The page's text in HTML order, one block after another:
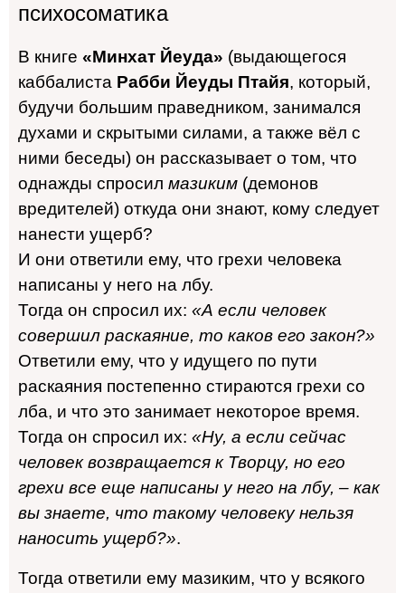
психосоматика
В книге «Минхат Йеуда» (выдающегося
каббалиста Рабби Йеуды Птайя, который,
будучи большим праведником, занимался
духами и скрытыми силами, а также вёл с
ними беседы) он рассказывает о том, что
однажды спросил мазиким (демонов
вредителей) откуда они знают, кому следует
нанести ущерб?
И они ответили ему, что грехи человека
написаны у него на лбу.
Тогда он спросил их: «А если человек
совершил раскаяние, то каков его закон?»
Ответили ему, что у идущего по пути
раскаяния постепенно стираются грехи со
лба, и что это занимает некоторое время.
Тогда он спросил их: «Ну, а если сейчас
человек возвращается к Творцу, но его
грехи все еще написаны у него на лбу, – как
вы знаете, что такому человеку нельзя
наносить ущерб?».
Тогда ответили ему мазиким, что у всякого